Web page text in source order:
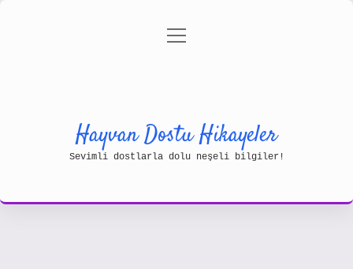
Gizlilik Politikası
menüyü
Hayvan Dostu Hikayeler
Sevimli dostlarla dolu neşeli bilgiler!